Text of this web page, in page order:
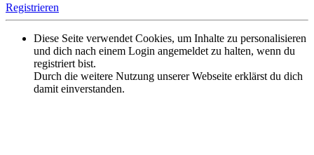
Registrieren
Diese Seite verwendet Cookies, um Inhalte zu personalisieren
und dich nach einem Login angemeldet zu halten, wenn du
registriert bist.
Durch die weitere Nutzung unserer Webseite erklärst du dich
damit einverstanden.